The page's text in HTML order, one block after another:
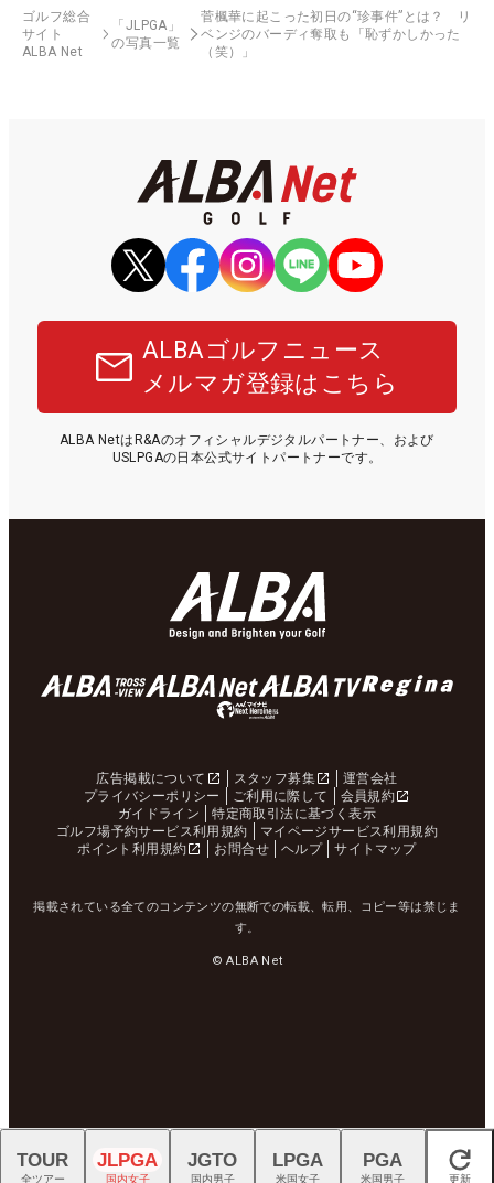
ゴルフ総合
サイト
ALBA Net
「JLPGA」
の写真一覧
菅楓華に起こった初日の“珍事件”とは？ リ
ベンジのバーディ奪取も「恥ずかしかった
（笑）」
ALBAゴルフニュース
メルマガ登録はこちら
ALBA NetはR&Aのオフィシャルデジタルパートナー、および
USLPGAの日本公式サイトパートナーです。
広告掲載について スタッフ募集
運営会社
プライバシーポリシー
ご利用に際して
会員規約
ガイドライン
特定商取引法に基づく表示
ゴルフ場予約サービス利用規約
マイページサービス利用規約
ポイント利用規約
お問合せ ヘルプ サイトマップ
掲載されている全てのコンテンツの無断での転載、転用、コピー等は禁じま
す。
© ALBA Net
閉じる
TOUR
全ツアー
JLPGA
国内女子
JGTO
国内男子
LPGA
米国女子
PGA
米国男子 更新